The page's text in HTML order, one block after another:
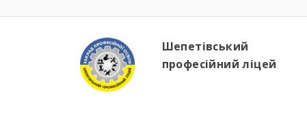
Шепетівський
професійний ліцей